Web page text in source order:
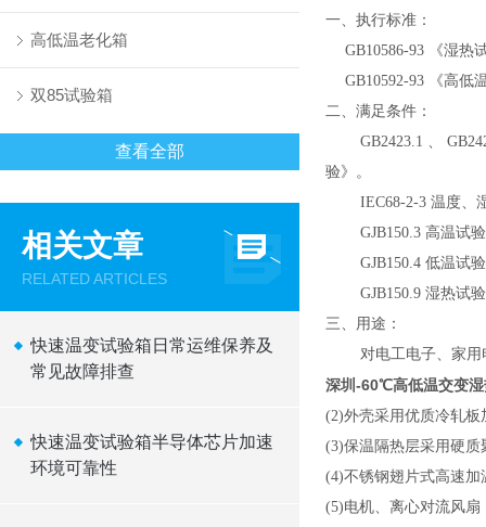
高低温老化箱
双85试验箱
查看全部
相关文章
RELATED ARTICLES
快速温变试验箱日常运维保养及
常见故障排查
快速温变试验箱半导体芯片加速
环境可靠性
一、执行标准：
GB10586-93 《湿
GB10592-93 《高低
二、满足条件：
GB2423.1 、
验》。
IEC68-2-3 温度、
GJB150.3 高温试
GJB150.4 低温试
GJB150.9 湿热试
三、用途：
对电工电子、家用电
深圳-60℃高低温交变
(2)外壳采用优质冷轧
(3)保温隔热层采用硬
(4)不锈钢翅片式高速加
(5)电机、离心对流风